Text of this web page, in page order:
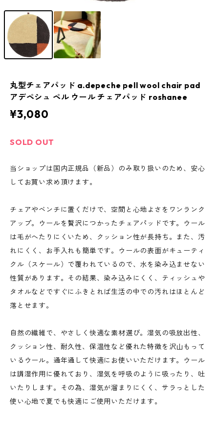
丸型チェアパッド a.depeche pell wool chair pad
アデペシュ ペル ウール チェアパッド roshanee
¥3,080
SOLD OUT
当ショップは国内正規品（新品）のみ取り扱いのため、安心
してお買い求め頂けます。
チェアやベンチに置くだけで、空間と心地よさをワンランク
アップ。ウールを贅沢につかったチェアパッドです。ウール
は毛がへたりにくいため、クッション性が長持ち。また、汚
れにくく、お手入れも簡単です。ウールの表面がキューティ
クル（スケール）で覆われているので、水を染み込ませない
性質があります。その結果、染み込みにくく、ティッシュや
タオルなどですぐにふきとれば生活の中での汚れはほとんど
落とせます。
自然の繊維で、やさしく快適な素材選び。湿気の吸放出性、
クッション性、耐久性、保温性など優れた特徴を沢山もって
いるウール。通年通して快適にお使いいただけます。ウール
は調湿作用に優れており、湿気を呼吸のように吸ったり、吐
いたりします。その為、湿気が溜まりにくく、サラっとした
使い心地で夏でも快適にご使用いただけます。